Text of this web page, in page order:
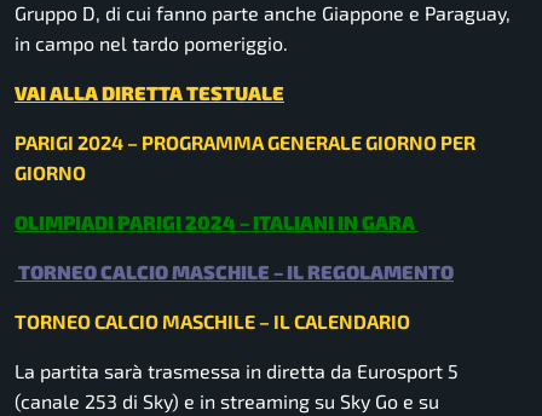
Gruppo D, di cui fanno parte anche Giappone e Paraguay,
in campo nel tardo pomeriggio.
VAI ALLA DIRETTA TESTUALE
PARIGI 2024 – PROGRAMMA GENERALE GIORNO PER
GIORNO
OLIMPIADI PARIGI 2024 – ITALIANI IN GARA
TORNEO CALCIO MASCHILE – IL REGOLAMENTO
TORNEO CALCIO MASCHILE – IL CALENDARIO
La partita sarà trasmessa in diretta da Eurosport 5
(canale 253 di Sky) e in streaming su Sky Go e su